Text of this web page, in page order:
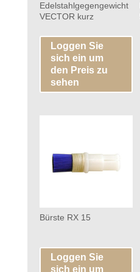
Edelstahlgegengewicht
VECTOR kurz
Loggen Sie
sich ein um
den Preis zu
sehen
Bürste RX 15
Loggen Sie
sich ein um